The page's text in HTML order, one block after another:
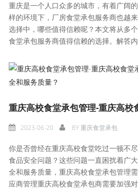
重庆是一个人口众多的城市，有着广阔
样的环境下，厂房食堂承包服务商也越
选择中，哪些值得信赖呢？本文将从多
食堂承包服务商值得信赖的选择。解答
2023-06-20 BY重庆食堂承包
你是否曾经在重庆高校食堂吃过一顿不
食品安全问题？这些问题一直困扰着广
全和服务质量，重庆高校食堂承包管理
应商管理重庆高校食堂承包商需要加强